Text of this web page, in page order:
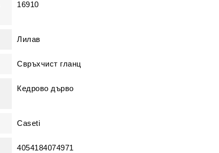
16910
Лилав
Свръхчист гланц
Кедрово дърво
Caseti
4054184074971